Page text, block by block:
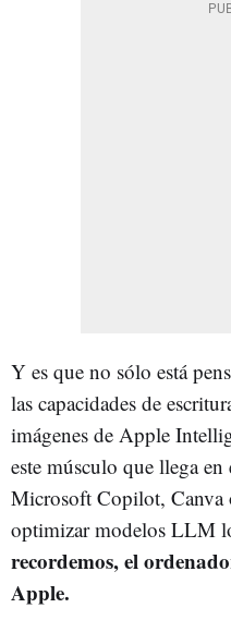
Y es que no sólo está
las capacidades de
imágenes de Apple
este músculo que llega
Microsoft Copilot, Canva
optimizar modelos LLM
recordemos, el
Apple.